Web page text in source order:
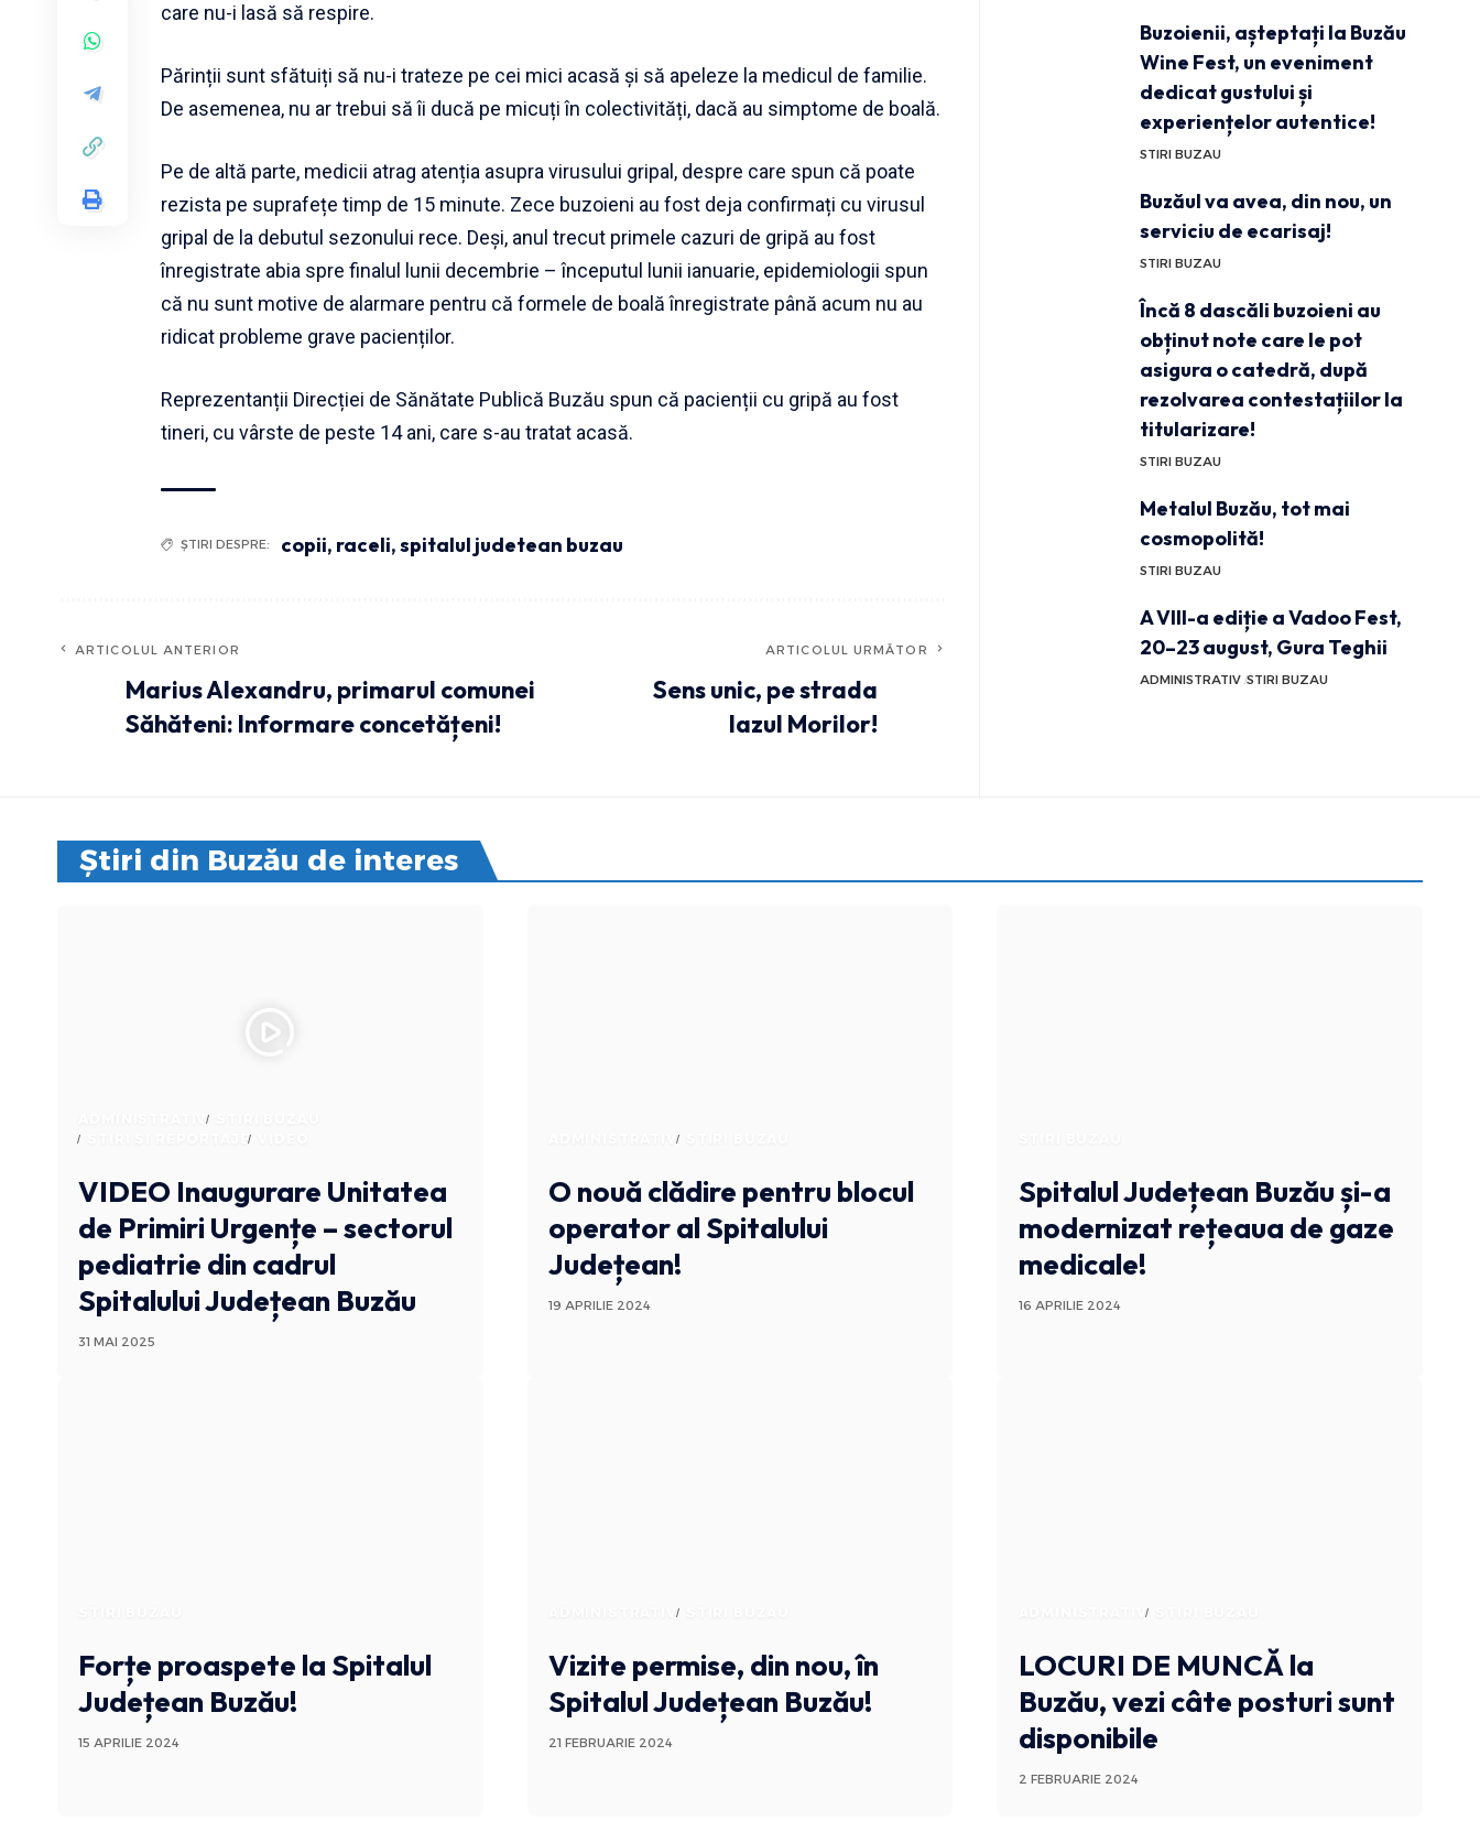
care nu-i lasă să respire.
Părinții sunt sfătuiți să nu-i trateze pe cei mici acasă și să apeleze la medicul de familie.
De asemenea, nu ar trebui să îi ducă pe micuți în colectivități, dacă au simptome de boală.
Pe de altă parte, medicii atrag atenția asupra virusului gripal, despre care spun că poate
rezista pe suprafețe timp de 15 minute. Zece buzoieni au fost deja confirmați cu virusul
gripal de la debutul sezonului rece. Deși, anul trecut primele cazuri de gripă au fost
înregistrate abia spre finalul lunii decembrie – începutul lunii ianuarie, epidemiologii spun
că nu sunt motive de alarmare pentru că formele de boală înregistrate până acum nu au
ridicat probleme grave pacienților.
Reprezentanții Direcției de Sănătate Publică Buzău spun că pacienții cu gripă au fost
tineri, cu vârste de peste 14 ani, care s-au tratat acasă.
ȘTIRI DESPRE: copii, raceli,spitalul judetean buzau
ARTICOLUL ANTERIOR
Marius Alexandru, primarul comunei
Săhăteni: Informare concetățeni!
ARTICOLUL URMĂTOR
Sens unic, pe strada
Iazul Morilor!
Buzoienii, așteptați la Buzău
Wine Fest, un eveniment
dedicat gustului și
experiențelor autentice!
STIRI BUZAU
Buzăul va avea, din nou, un
serviciu de ecarisaj!
STIRI BUZAU
Încă 8 dascăli buzoieni au
obținut note care le pot
asigura o catedră, după
rezolvarea contestațiilor la
titularizare!
STIRI BUZAU
Metalul Buzău, tot mai
cosmopolită!
STIRI BUZAU
A VIII-a ediție a Vadoo Fest,
20–23 august, Gura Teghii
ADMINISTRATIV STIRI BUZAU
Știri din Buzău de interes
ADMINISTRATIV
STIRI SI REPORTAJE
VIDEO Inaugurare Unitatea
de Primiri Urgențe – sectorul
pediatrie din cadrul
Spitalului Județean Buzău
31 MAI 2025
ADMINISTRATIV
O nouă clădire pentru blocul
operator al Spitalului
Județean!
19 APRILIE 2024
Spitalul Județean Buzău și-a
modernizat rețeaua de gaze
medicale!
16 APRILIE 2024
Forțe proaspete la Spitalul
Județean Buzău!
15 APRILIE 2024
ADMINISTRATIV
Vizite permise, din nou, în
Spitalul Județean Buzău!
21 FEBRUARIE 2024
ADMINISTRATIV
LOCURI DE MUNCĂla
Buzău, vezi câte posturi sunt
disponibile
2 FEBRUARIE 2024